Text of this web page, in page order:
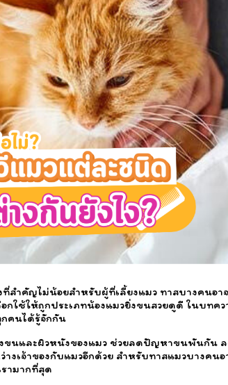
สำคัญไม่น้อยสำหรับผู้ที่เลี้ยงแมว ทาสบางคนอา
ใช้ให้ถูกประเภทน้องแมวยิ่งขนสวยดูดี ในบทคว
คนได้รู้จักกัน
ขนและผิวหนังของแมว ช่วยลดปัญหาขนพันกัน
งเจ้าของกับแมวอีกด้วย สำหรับทาสแมวบางคนอา
ามากที่สุด